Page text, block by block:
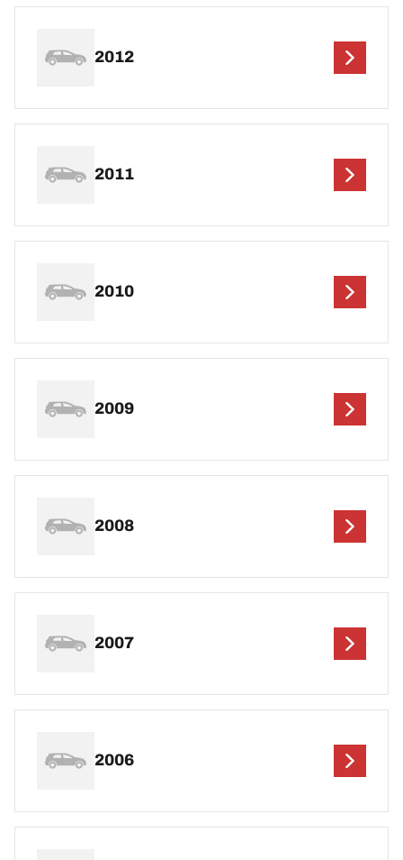
2012
2011
2010
2009
2008
2007
2006